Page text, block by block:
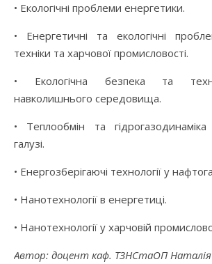
• Екологічні проблеми енергетики.
• Енергетичні та екологічні
техніки та харчової промисловості.
• Екологічна безпека та
навколишнього середовища.
• Теплообмін та
галузі.
• Енергозберігаючі технології у
• Нанотехнології в енергетиці.
• Нанотехнології у харчовій
Автор: доцент каф. ТЗНСтаОП Наталія